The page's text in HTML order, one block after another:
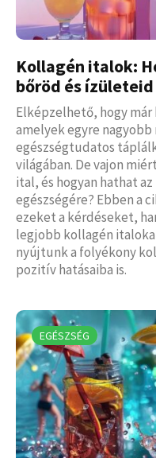
Kollagén italok:
bőröd és
Elképzelhető, hogy
amelyek egyre
egészségtudatos
világában. De vajon
ital, és hogyan hathat
egészségére? Ebben a
ezeket a kérdéseket,
legjobb kollagén
nyújtunk a folyékony
pozitív hatásaiba is.
EGÉSZSÉG